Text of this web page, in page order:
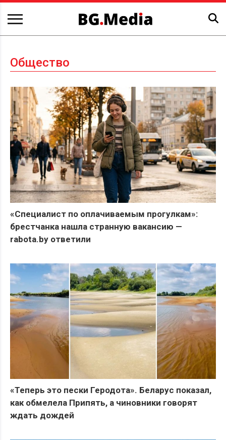
Общество
«Специалист по оплачиваемым прогулкам»:
брестчанка нашла странную вакансию —
rabota.by ответили
«Теперь это пески Геродота». Беларус показал,
как обмелела Припять, а чиновники говорят
ждать дождей